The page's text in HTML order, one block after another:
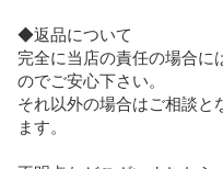
◆返品について
完全に当店の責任の場合に
のでご安心下さい。
それ以外の場合はご相談と
ます。